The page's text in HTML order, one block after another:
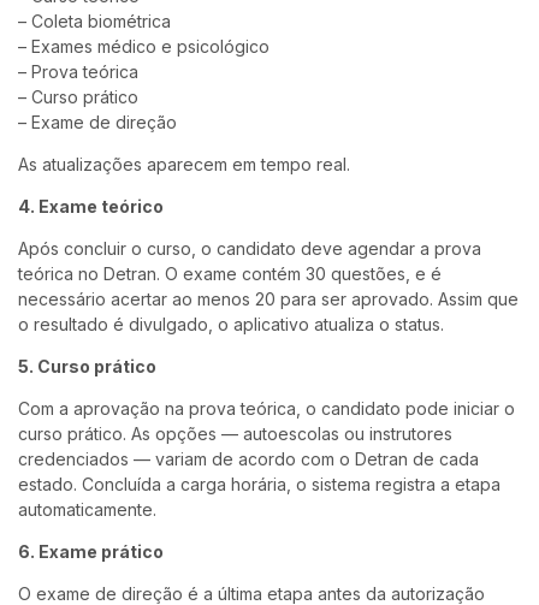
– Coleta biométrica
– Exames médico e psicológico
– Prova teórica
– Curso prático
– Exame de direção
As atualizações aparecem em tempo real.
4. Exame teórico
Após concluir o curso, o candidato deve agendar a prova
teórica no Detran. O exame contém 30 questões, e é
necessário acertar ao menos 20 para ser aprovado. Assim que
o resultado é divulgado, o aplicativo atualiza o status.
5. Curso prático
Com a aprovação na prova teórica, o candidato pode iniciar o
curso prático. As opções — autoescolas ou instrutores
credenciados — variam de acordo com o Detran de cada
estado. Concluída a carga horária, o sistema registra a etapa
automaticamente.
6. Exame prático
O exame de direção é a última etapa antes da autorização